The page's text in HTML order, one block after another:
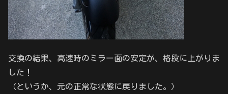
交換の結果、高速時のミラー面の安定が、格段に上がりま
した！
（というか、元の正常な状態に戻りました。）